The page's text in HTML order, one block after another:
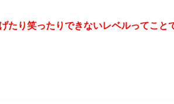
たり笑ったりできないレベルってこと